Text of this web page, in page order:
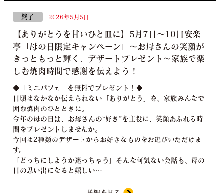
終了 2026年5月5日
【ありがとうを甘いひと皿に】5月7日～10日安楽
亭「母の日限定キャンペーン」～お母さんの笑顔が
きっともっと輝く、デザートプレゼント～家族で楽
しむ焼肉時間で感謝を伝えよう！
◆「ミニパフェ」を無料でプレゼント！◆
日頃はなかなか伝えられない「ありがとう」を、家族みんなで
囲む焼肉のひとときに。
今年の母の日は、お母さんの“好き”を主役に、笑顔あふれる時
間をプレゼントしませんか。
今回は2種類のデザートからお好きなものをお選びいただけま
す。
「どっちにしようか迷っちゃう」そんな何気ない会話も、母の
日の思い出になると嬉しい…